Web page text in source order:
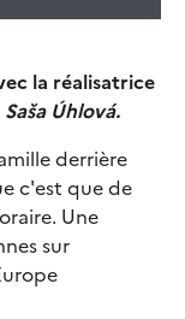
la réalisatrice
Saša Úhlová.
derrière
c'est que de
Une
sur